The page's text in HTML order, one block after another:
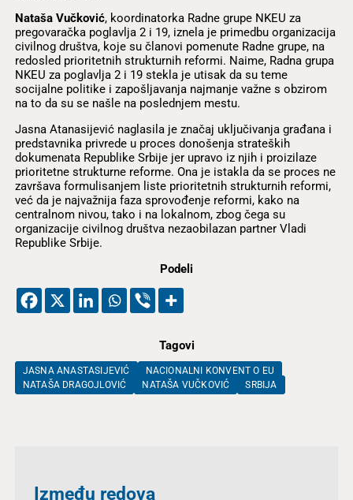
Nataša Vučković, koordinatorka Radne grupe NKEU za
pregovaračka poglavlja 2 i 19, iznela je primedbu organizacija
civilnog društva, koje su članovi pomenute Radne grupe, na
redosled prioritetnih strukturnih reformi. Naime, Radna grupa
NKEU za poglavlja 2 i 19 stekla je utisak da su teme
socijalne politike i zapošljavanja najmanje važne s obzirom
na to da su se našle na poslednjem mestu.
Jasna Atanasijević naglasila je značaj uključivanja građana i
predstavnika privrede u proces donošenja strateških
dokumenata Republike Srbije jer upravo iz njih i proizilaze
prioritetne strukturne reforme. Ona je istakla da se proces ne
završava formulisanjem liste prioritetnih strukturnih reformi,
već da je najvažnija faza sprovođenje reformi, kako na
centralnom nivou, tako i na lokalnom, zbog čega su
organizacije civilnog društva nezaobilazan partner Vladi
Republike Srbije.
Podeli
Tagovi
JASNA ANASTASIJEVIĆ
NACIONALNI KONVENT O EU
NATAŠA DRAGOJLOVIĆ
NATAŠA VUČKOVIĆ SRBIJA
Između redova